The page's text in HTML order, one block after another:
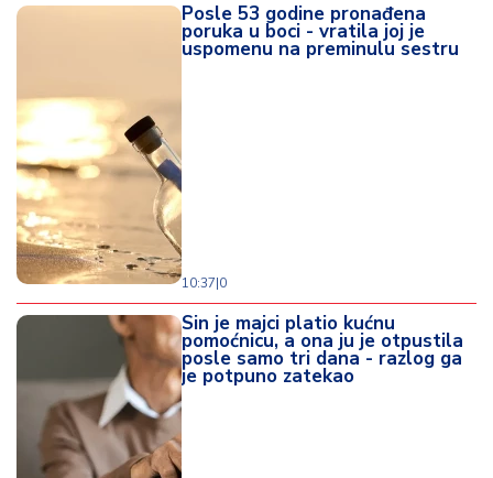
Posle 53 godine pronađena
poruka u boci - vratila joj je
uspomenu na preminulu sestru
10:37|0
Sin je majci platio kućnu
pomoćnicu, a ona ju je otpustila
posle samo tri dana - razlog ga
je potpuno zatekao